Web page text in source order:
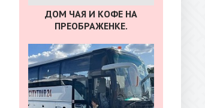
ДОМ ЧАЯ И КОФЕ НА
ПРЕОБРАЖЕНКЕ.